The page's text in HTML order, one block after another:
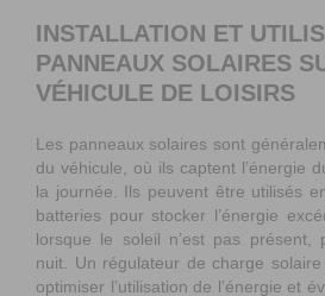
INSTALLATION ET
PANNEAUX SOLAIRES
VÉHICULE DE LOISIRS
Les panneaux solaires sont
du véhicule, où ils captent l’énergie
la journée. Ils peuvent être utilisés
batteries pour stocker l’énergie
lorsque le soleil n’est pas présent,
nuit. Un régulateur de charge
optimiser l’utilisation de l’énergie et